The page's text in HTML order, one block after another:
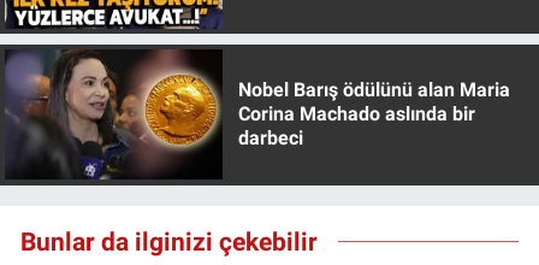
Nobel Barış ödülünü alan Maria
Corina Machado aslında bir
darbeci
Bunlar da ilginizi çekebilir